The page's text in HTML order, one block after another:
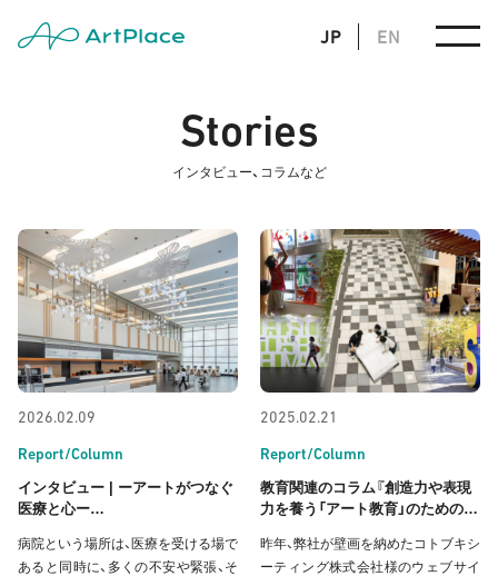
JP EN
Stories
インタビュー、コラムなど
2026.02.09
Report/Column
インタビュー | ーアートがつなぐ
医療と心ー
松永和人様
病院という場所は、医療を受ける場で
あると同時に、多くの不安や緊張、そ
2025.02.21
Report/Column
教育関連のコラム『創造力や表現
力を養う「アート教育」のための学
されました
昨年、弊社が壁画を納めたコトブキシ
ーティング株式会社様のウェブサイ